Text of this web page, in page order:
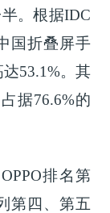
。根据IDC
国折叠屏手
53.1%。其
据76.6%的
排名第
第四、第五